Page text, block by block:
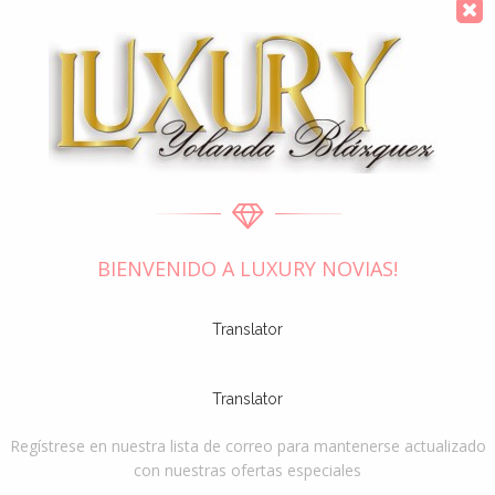
Los gastos de envío incluyen los gastos de manipulación y
empaquetado, así como los gastos postales. Los gastos de
manipulación tienen un precio fijo, mientras que los gastos de
transporte pueden variar según el peso total del paquete. Te
aconsejamos que agrupes todos tus artículos en un mismo
pedido. No podemos combinar dos pedidos diferentes, y los
individual. No nos hacemos responsables de los daños que
posible para proteger todos los artículos frágiles.
Las cajas son grandes y tus artículos estarán bien protegidos.
BIENVENIDO A LUXURY NOVIAS!
Translator
Translator
Regístrese en nuestra lista de correo para mantenerse actualizado
con nuestras ofertas especiales